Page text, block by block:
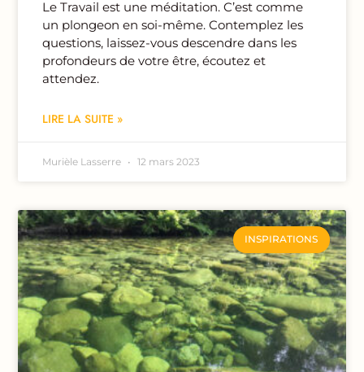
Le Travail est une méditation. C’est comme
un plongeon en soi-même. Contemplez les
questions, laissez-vous descendre dans les
profondeurs de votre être, écoutez et
attendez.
LIRE LA SUITE »
Murièle Lasserre 12 mars 2023
INSPIRATIONS